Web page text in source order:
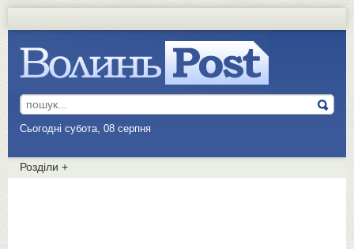
Сьогодні субота, 08 серпня
Розділи +